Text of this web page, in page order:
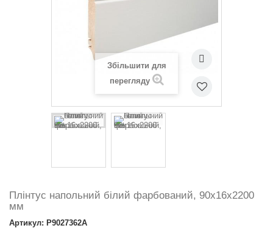
Збільшити для
перегляду
Плінтус напольний білий фарбований, 90х16х2200
мм
Артикул: P9027362A